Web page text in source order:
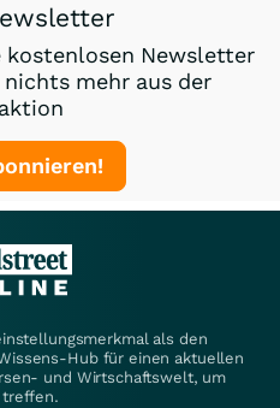
kostenlosen Newsletter
nichts mehr aus der
als den
Hub für einen aktuellen
und Wirtschaftswelt, um
treffen.